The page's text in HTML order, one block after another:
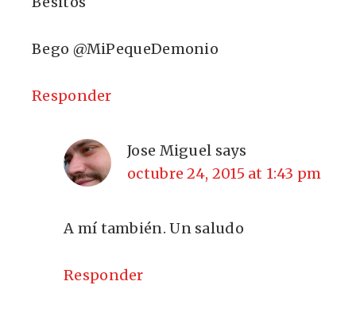
Bego @MiPequeDemonio
Responder
Jose Miguel says
octubre 24, 2015 at 1:43 pm
A mí también. Un saludo
Responder